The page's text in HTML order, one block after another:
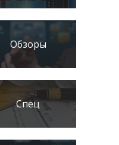
Обзоры
Спец